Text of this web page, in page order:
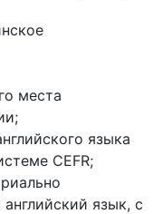
места
языка
CEFR;
язык, с